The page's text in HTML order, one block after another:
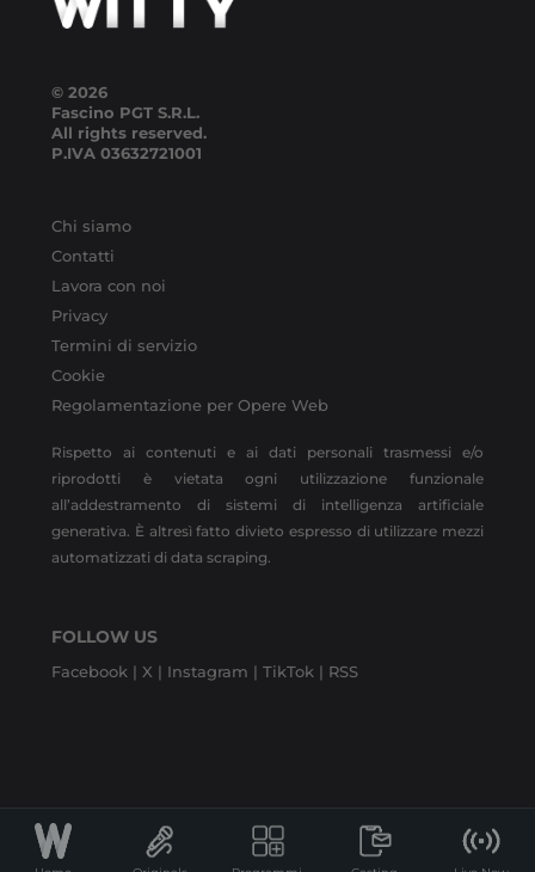
© 2026
Fascino PGT S.R.L.
All rights reserved.
P.IVA 03632721001
Chi siamo
Contatti
Lavora con noi
Privacy
Termini di servizio
Cookie
Regolamentazione per Opere Web
Rispetto ai contenuti e ai dati personali trasmessi e/o
riprodotti è vietata ogni utilizzazione funzionale
all’addestramento di sistemi di intelligenza artificiale
generativa. È altresì fatto divieto espresso di utilizzare mezzi
automatizzati di data scraping.
FOLLOW US
Facebook | X | Instagram | TikTok | RSS